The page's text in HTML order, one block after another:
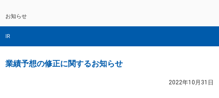
お知らせ
IR
業績予想の修正に関するお知らせ
2022年10月31日